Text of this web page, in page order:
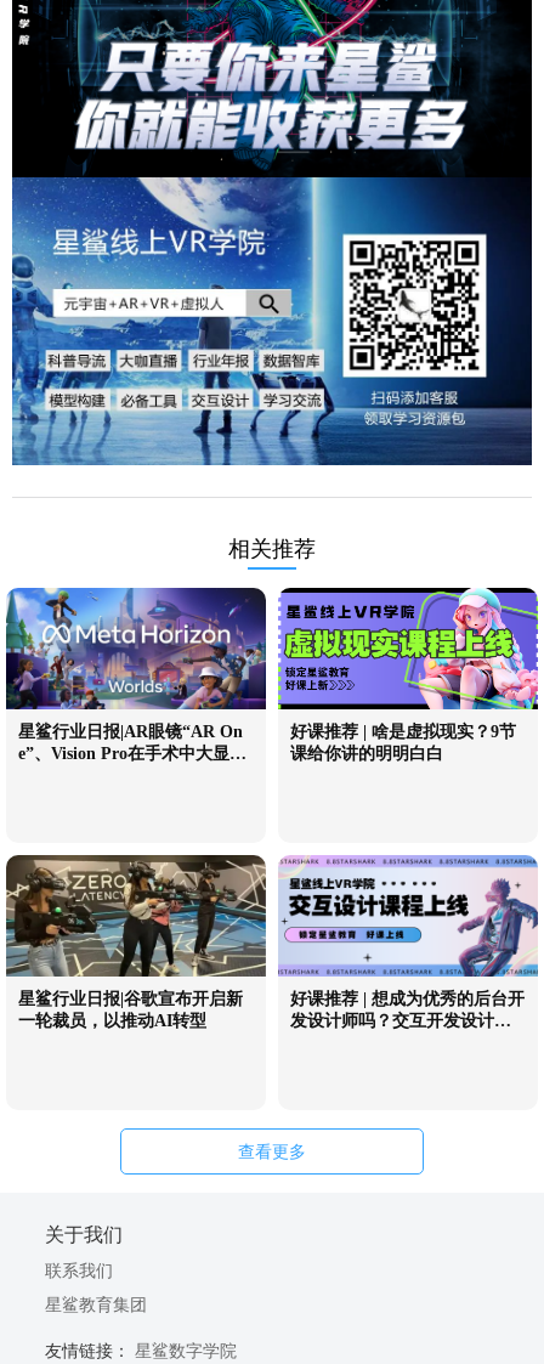
相关推荐
星鲨行业日报|AR眼镜“AR On
e”、Vision Pro在手术中大显身
好课推荐 | 啥是虚拟现实？9节
课给你讲的明明白白
星鲨行业日报|谷歌宣布开启新
一轮裁员，以推动AI转型
好课推荐 | 想成为优秀的后台开
发设计师吗？交互开发设计课
查看更多
关于我们
联系我们
星鲨教育集团
友情链接：星鲨数字学院